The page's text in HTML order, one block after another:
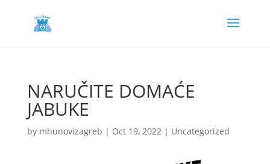
NARUČITE DOMAĆE
JABUKE
by mhunovizagreb | Oct 19, 2022| Uncategorized